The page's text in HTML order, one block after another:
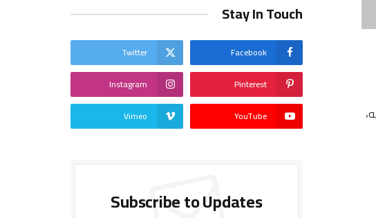
Stay In Touch
Facebook
Twitter
Pinterest
Instagram
YouTube
Vimeo
Subscribe to Updates